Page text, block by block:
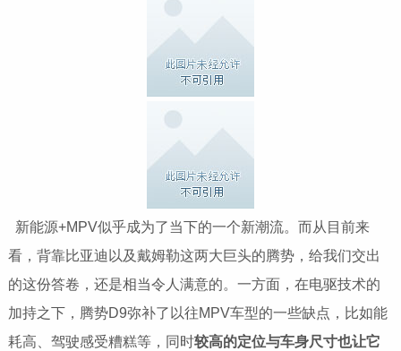
新能源+MPV似乎成为了当下的一个新潮流。而从目前来
看，背靠比亚迪以及戴姆勒这两大巨头的腾势，给我们交出
的这份答卷，还是相当令人满意的。一方面，在电驱技术的
加持之下，腾势D9弥补了以往MPV车型的一些缺点，比如能
耗高、驾驶感受糟糕等，同时较高的定位与车身尺寸也让它